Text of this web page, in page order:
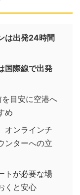
は出発24時間
国際線で出発
目安に空港へ
め
オンラインチ
ンターへの立
トが必要な場
くと安心